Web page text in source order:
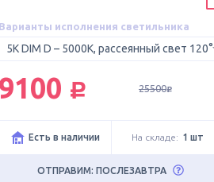
Варианты исполнения светильника
5K DIM D – 5000K, рассеянный свет 120°
9100 руб. 25500руб.
Есть в наличии На складе: 1 шт
ОТПРАВИМ: ПОСЛЕЗАВТРА